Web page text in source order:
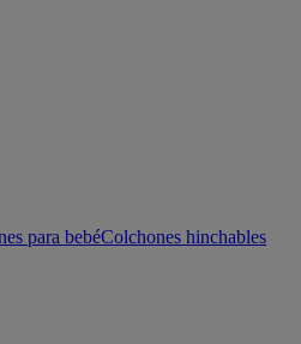
para bebéColchones hinchables